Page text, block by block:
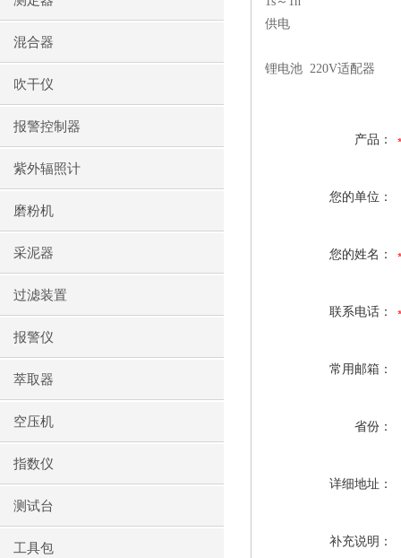
混合器
吹干仪
报警控制器
紫外辐照计
磨粉机
采泥器
过滤装置
报警仪
萃取器
空压机
指数仪
测试台
工具包
供电
锂电池 220V适配器
产品：
您的单位：
您的姓名：
联系电话：
常用邮箱：
省份：
详细地址：
补充说明：